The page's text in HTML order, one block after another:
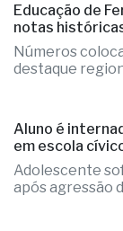
Educação de
notas
Números
destaque
Aluno é
em escola
Adolescente
após agressão